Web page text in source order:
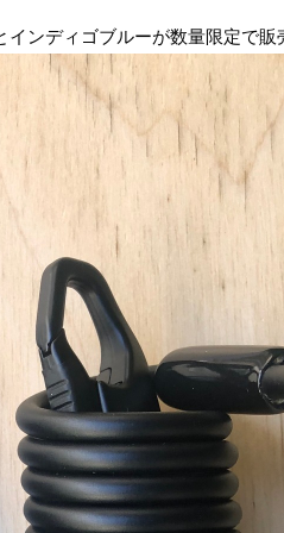
ンディゴブルーが数量限定で販